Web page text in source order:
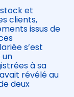
et
clients,
issus de
s’est
un
à sa
révélé au
deux